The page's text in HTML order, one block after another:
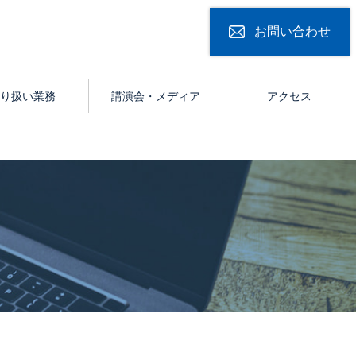
お問い合わせ
扱い業務 講演会・メディア アクセス